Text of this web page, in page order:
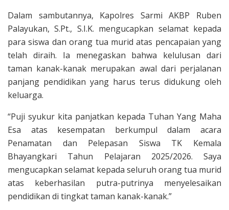
Dalam sambutannya, Kapolres Sarmi AKBP Ruben
Palayukan, S.Pt., S.I.K. mengucapkan selamat kepada
para siswa dan orang tua murid atas pencapaian yang
telah diraih. Ia menegaskan bahwa kelulusan dari
taman kanak-kanak merupakan awal dari perjalanan
panjang pendidikan yang harus terus didukung oleh
keluarga.
“Puji syukur kita panjatkan kepada Tuhan Yang Maha
Esa atas kesempatan berkumpul dalam acara
Penamatan dan Pelepasan Siswa TK Kemala
Bhayangkari Tahun Pelajaran 2025/2026. Saya
mengucapkan selamat kepada seluruh orang tua murid
atas keberhasilan putra-putrinya menyelesaikan
pendidikan di tingkat taman kanak-kanak.”